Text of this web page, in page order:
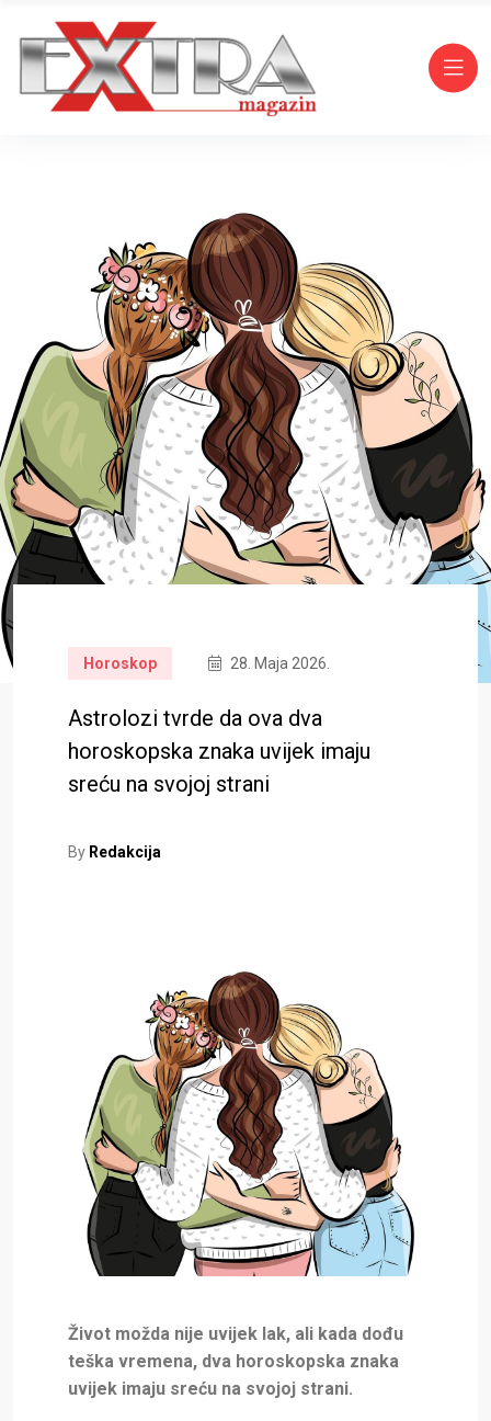
Horoskop 28. Maja 2026.
Astrolozi tvrde da ova dva
horoskopska znaka uvijek imaju
sreću na svojoj strani
By Redakcija
Život možda nije uvijek lak, ali kada dođu
teška vremena, dva horoskopska znaka
uvijek imaju sreću na svojoj strani.